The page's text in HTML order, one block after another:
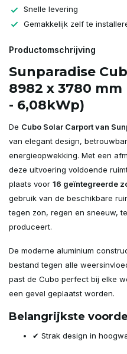
Snelle levering
Gemakkelijk zelf te
Productomschrijving
Sunparadise
8982 x 3780
- 6,08kWp)
De Cubo Solar Carport van
van elegant design,
energieopwekking. Met een
deze uitvoering voldoende
plaats voor 16 geïntegreerde
gebruik van de beschikbare
tegen zon, regen en sneeuw,
produceert.
De moderne aluminium
bestand tegen alle
past de Cubo perfect bij elke
een gevel geplaatst worden.
Belangrijkste
✔ Strak design in